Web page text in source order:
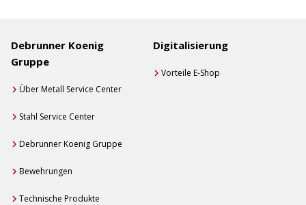
Debrunner Koenig
Gruppe
Über Metall Service Center
Stahl Service Center
Debrunner Koenig Gruppe
Bewehrungen
Technische Produkte
Digitalisierung
Vorteile E-Shop